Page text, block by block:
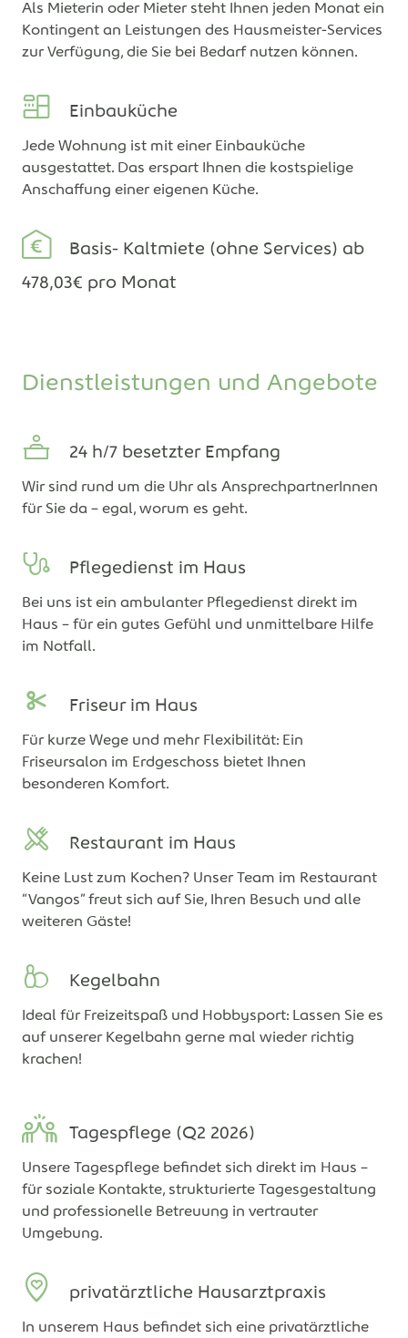
Als Mieterin oder Mieter steht Ihnen jeden Monat ein
Kontingent an Leistungen des Hausmeister-Services
zur Verfügung, die Sie bei Bedarf nutzen können.
Einbauküche
Jede Wohnung ist mit einer Einbauküche
ausgestattet. Das erspart Ihnen die kostspielige
Anschaffung einer eigenen Küche.
Basis- Kaltmiete (ohne Services) ab
478,03€ pro Monat
Dienstleistungen und Angebote
24 h/7 besetzter Empfang
Wir sind rund um die Uhr als AnsprechpartnerInnen
für Sie da – egal, worum es geht.
Pflegedienst im Haus
Bei uns ist ein ambulanter Pflegedienst direkt im
Haus – für ein gutes Gefühl und unmittelbare Hilfe
im Notfall.
Friseur im Haus
Für kurze Wege und mehr Flexibilität: Ein
Friseursalon im Erdgeschoss bietet Ihnen
besonderen Komfort.
Restaurant im Haus
Keine Lust zum Kochen? Unser Team im Restaurant
“Vangos” freut sich auf Sie, Ihren Besuch und alle
weiteren Gäste!
Kegelbahn
Ideal für Freizeitspaß und Hobbysport: Lassen Sie es
auf unserer Kegelbahn gerne mal wieder richtig
krachen!
Tagespflege (Q2 2026)
Unsere Tagespflege befindet sich direkt im Haus –
für soziale Kontakte, strukturierte Tagesgestaltung
und professionelle Betreuung in vertrauter
Umgebung.
privatärztliche Hausarztpraxis
In unserem Haus befindet sich eine privatärztliche